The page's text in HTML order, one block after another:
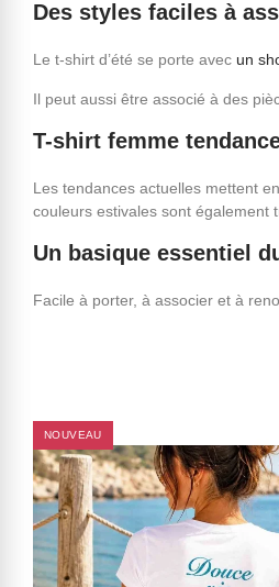
Des styles faciles à
Le t-shirt d’été se porte avec un
Il peut aussi être associé à des
T-shirt femme
Les tendances actuelles mettent
couleurs estivales sont également
Un basique essentiel
Facile à porter, à associer et à
NOUVEAU